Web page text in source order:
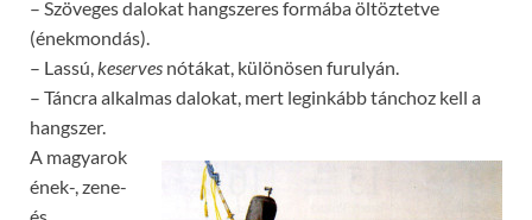
– Szöveges dalokat hangszeres formába öltöztetve
(énekmondás).
– Lassú,keserves nótákat, különösen furulyán.
– Táncra alkalmas dalokat, mert leginkább tánchoz kell a
hangszer.
A magyarok
ének-, zene-